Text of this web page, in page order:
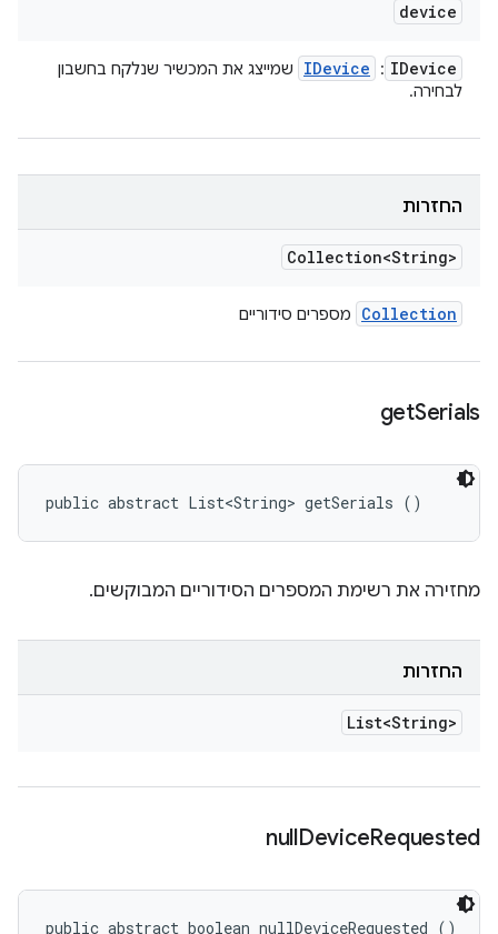
device
IDevice
:
IDevice
שמייצג את המכשיר שנלקח בחשבון
לבחירה.
החזרות
Collection<String>
Collection מספרים סידוריים
getSerials
public abstract List<String> getSerials ()
מחזירה את רשימת המספרים הסידוריים המבוקשים.
החזרות
List<String>
nullDeviceRequested
public abstract boolean nullDeviceRequested ()